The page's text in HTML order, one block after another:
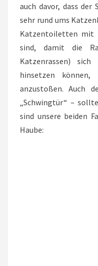
auch davor, dass der
sehr rund ums
Katzentoiletten mit
sind, damit die
Katzenrassen)
hinsetzen
anzustoßen. Auch
„Schwingtür“ –
sind unsere beiden
Haube: